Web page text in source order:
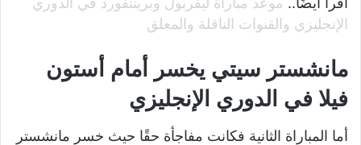
الإنجليزي والقنوات الناقلة والمعلق
مانشستر سيتي يخسر أمام أستون
فيلا في الدوري الإنجليزي
أما المباراة الثانية فكانت مفاجأة حقًا حيث خسر مانشستر